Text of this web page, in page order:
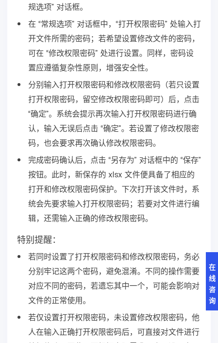
规选项” 对话框。
在 “常规选项” 对话框中，“打开权限密码” 处输入打
开文件所需的密码；若希望设置修改文件的密码，
可在 “修改权限密码” 处进行设置。同样，密码设
置应遵循复杂性原则，增强安全性。
分别输入打开权限密码和修改权限密码（若只设置
打开权限密码，留空修改权限密码即可）后，点击
“确定”。系统会提示再次输入打开权限密码进行确
认，输入无误后点击 “确定”。若设置了修改权限密
码，也会要求再次确认修改权限密码。
完成密码确认后，点击 “另存为” 对话框中的 “保存”
按钮。此时，新保存的 xlsx 文件便具备了相应的
打开和修改权限密码保护。下次打开该文件时，系
统会先要求输入打开权限密码；若要对文件进行编
辑，还需输入正确的修改权限密码。
特别提醒：
若同时设置了打开权限密码和修改权限密码，务必
分别牢记这两个密码，避免混淆。不同的操作需要
对应不同的密码，若遗忘其中一个，可能会影响对
文件的正常使用。
若仅设置打开权限密码，未设置修改权限密码，他
人在输入正确打开权限密码后，可直接对文件进行
在
线
咨
询